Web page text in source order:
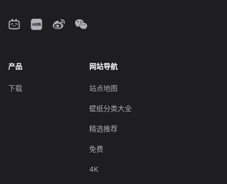
产品
下载
网站导航
站点地图
壁纸分类大全
精选推荐
免费
4K